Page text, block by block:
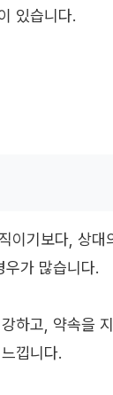
있습니다.
이기보다, 상대
가 많습니다.
하고, 약속을
낍니다.